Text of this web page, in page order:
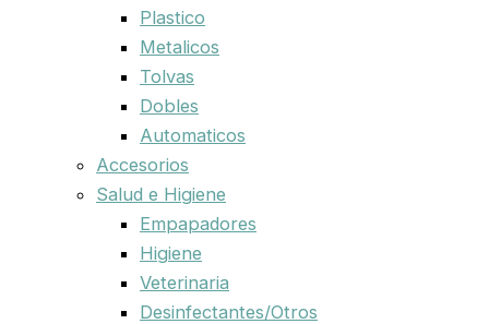
Plastico
Metalicos
Tolvas
Dobles
Automaticos
Accesorios
Salud e Higiene
Empapadores
Higiene
Veterinaria
Desinfectantes/Otros